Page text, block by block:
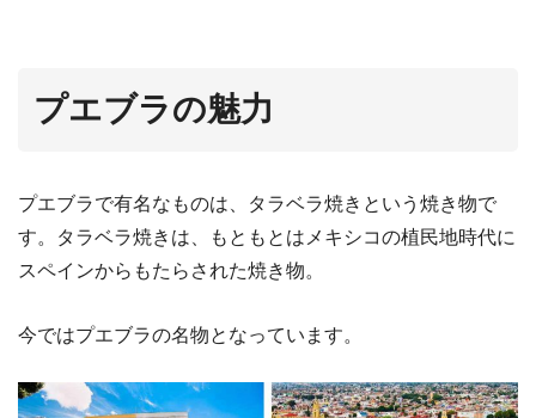
プエブラの魅力
プエブラで有名なものは、タラベラ焼きという焼き物で
す。タラベラ焼きは、もともとはメキシコの植民地時代に
スペインからもたらされた焼き物。
今ではプエブラの名物となっています。